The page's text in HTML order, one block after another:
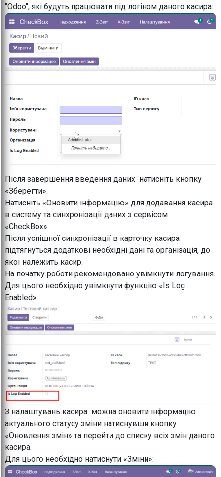
"Odoo", які будуть працювати під логіном даного касира:
Після завершення введення даних натисніть кнопку
«Зберегти».
Натисніть «Оновити інформацію» для додавання касира
в систему та синхронізації даних з сервісом
«CheckBox».
Після успішної синхронізації в карточку касира
підтягнуться додаткові необхідні дані та організація, до
якої належить касир.
На початку роботи рекомендовано увімкнути логування.
Для цього необхідно увімкнути функцію «Is Log
Enabled»:
З налаштувань касира можна оновити інформацію
актуального статусу зміни натиснувши кнопку
«Оновлення змін» та перейти до списку всіх змін даного
касира.
Для цього необхідно натиснути «Зміни»: